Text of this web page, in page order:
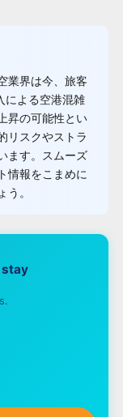
業界は今、旅客
による空港混雑
昇の可能性とい
リスクやストラ
ます。スムーズ
情報をこまめに
。
stay